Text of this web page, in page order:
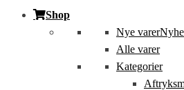
Shop
Nye varer
Alle varer
Kategorier